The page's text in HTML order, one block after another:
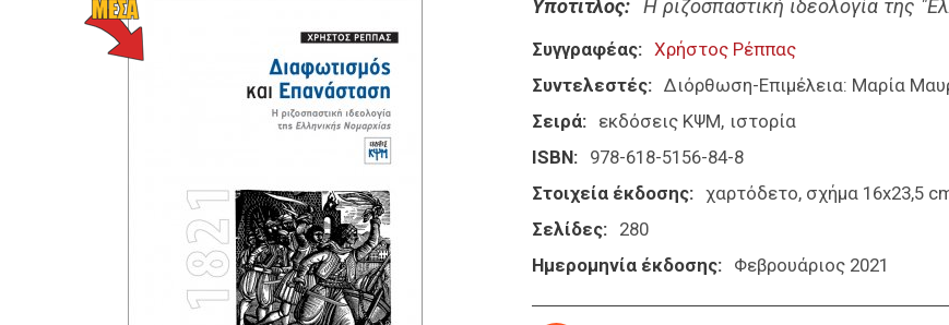
Υπότιτλος Η ριζοσπαστική ιδεολογία της
Συγγραφέας
Χρήστος Ρέππας
Συντελεστές
Διόρθωση-Επιμέλεια: Μαρία
Σειρά
εκδόσεις ΚΨΜ ιστορία
ISBN
978-618-5156-84-8
Στοιχεία έκδοσης
χαρτόδετο, σχήμα 16x23,5
Σελίδες
280
Ημερομηνία έκδοσης
Φεβρουάριος 2021